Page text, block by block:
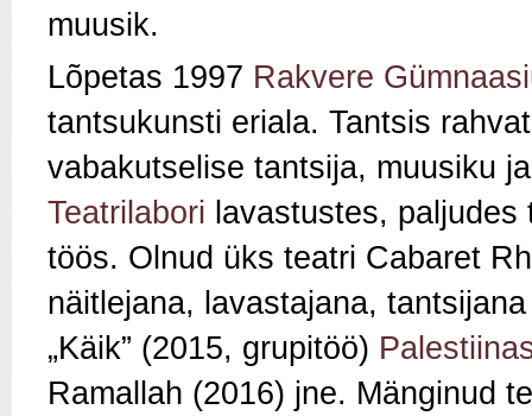
muusik.
Lõpetas 1997 Rakvere
tantsukunsti eriala. Tantsis
vabakutselise tantsija, muusiku
Teatrilabori lavastustes,
töös. Olnud üks teatri Cabaret
näitlejana, lavastajana,
„Käik” (2015, grupitöö)
Ramallah (2016) jne. Mänginud